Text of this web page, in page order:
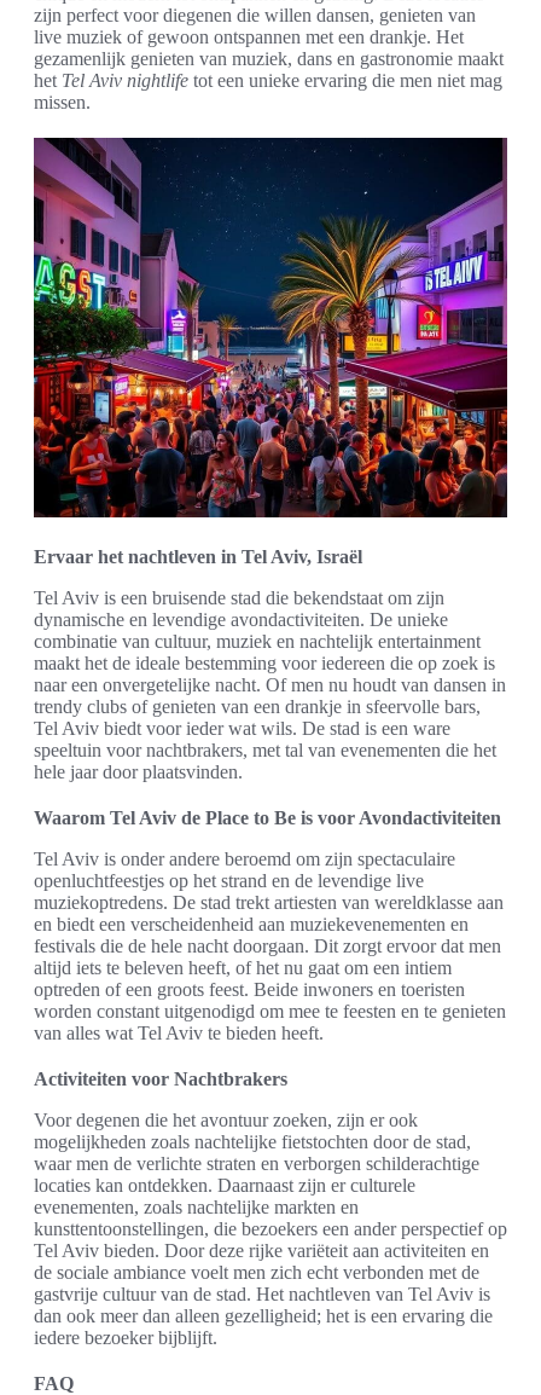
zijn perfect voor diegenen die willen dansen, genieten van
live muziek of gewoon ontspannen met een drankje. Het
gezamenlijk genieten van muziek, dans en gastronomie maakt
het Tel Aviv nightlife tot een unieke ervaring die men niet mag
missen.
Ervaar het nachtleven in Tel Aviv, Israël
Tel Aviv is een bruisende stad die bekendstaat om zijn
dynamische en levendige avondactiviteiten. De unieke
combinatie van cultuur, muziek en nachtelijk entertainment
maakt het de ideale bestemming voor iedereen die op zoek is
naar een onvergetelijke nacht. Of men nu houdt van dansen in
trendy clubs of genieten van een drankje in sfeervolle bars,
Tel Aviv biedt voor ieder wat wils. De stad is een ware
speeltuin voor nachtbrakers, met tal van evenementen die het
hele jaar door plaatsvinden.
Waarom Tel Aviv de Place to Be is voor Avondactiviteiten
Tel Aviv is onder andere beroemd om zijn spectaculaire
openluchtfeestjes op het strand en de levendige live
muziekoptredens. De stad trekt artiesten van wereldklasse aan
en biedt een verscheidenheid aan muziekevenementen en
festivals die de hele nacht doorgaan. Dit zorgt ervoor dat men
altijd iets te beleven heeft, of het nu gaat om een intiem
optreden of een groots feest. Beide inwoners en toeristen
worden constant uitgenodigd om mee te feesten en te genieten
van alles wat Tel Aviv te bieden heeft.
Activiteiten voor Nachtbrakers
Voor degenen die het avontuur zoeken, zijn er ook
mogelijkheden zoals nachtelijke fietstochten door de stad,
waar men de verlichte straten en verborgen schilderachtige
locaties kan ontdekken. Daarnaast zijn er culturele
evenementen, zoals nachtelijke markten en
kunsttentoonstellingen, die bezoekers een ander perspectief op
Tel Aviv bieden. Door deze rijke variëteit aan activiteiten en
de sociale ambiance voelt men zich echt verbonden met de
gastvrije cultuur van de stad. Het nachtleven van Tel Aviv is
dan ook meer dan alleen gezelligheid; het is een ervaring die
iedere bezoeker bijblijft.
FAQ